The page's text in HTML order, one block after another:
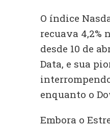
O índice
recuava 4,2%
desde 10 de
Data, e sua
enquanto o
Embora o